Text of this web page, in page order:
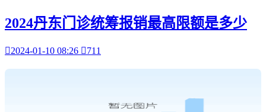
2024丹东门诊统筹报销最高限额是多少
2024-01-10 08:26 711